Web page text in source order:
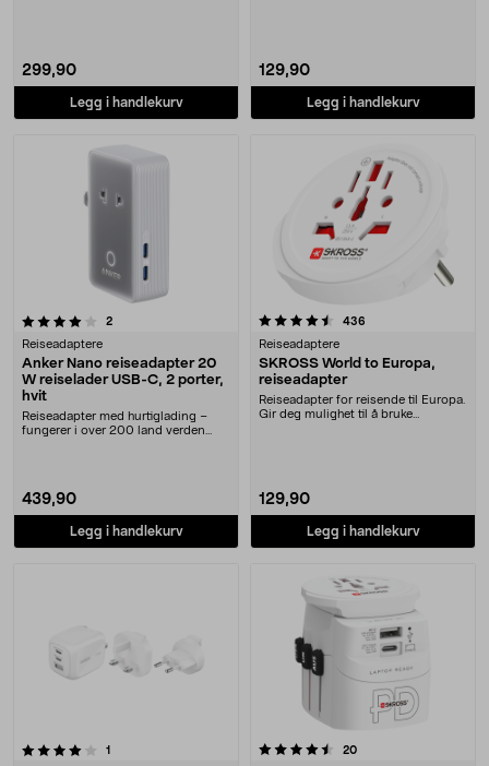
299,90
Legg i handlekurv
129,90
Legg i handlekurv
2anmeldelser
Reiseadaptere
Anker Nano reiseadapter 20
W reiselader USB-C, 2 porter,
hvit
Reiseadapter med hurtiglading –
fungerer i over 200 land verden
439,90
Legg i handlekurv
4.5 av 5 stjerner 436
Reiseadaptere
SKROSS World to Europa,
reiseadapter
Reiseadapter for reisende til Europa.
Gir deg mulighet til å bruke
129,90
Legg i handlekurv
1
4.5 av 5 stjerner 20anmeldelser